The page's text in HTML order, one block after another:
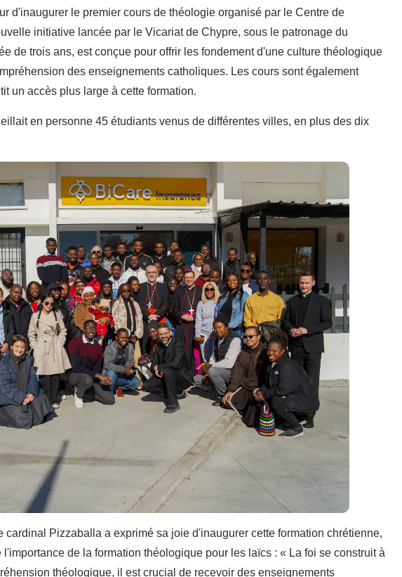
d'inaugurer le premier cours de théologie organisé par le Centre de
initiative lancée par le Vicariat de Chypre, sous le patronage du
de trois ans, est conçue pour offrir les fondement d'une culture théologique
des enseignements catholiques. Les cours sont également
un accès plus large à cette formation.
en personne 45 étudiants venus de différentes villes, en plus des dix
Pizzaballa a exprimé sa joie d'inaugurer cette formation chrétienne,
de la formation théologique pour les laïcs : « La foi se construit à